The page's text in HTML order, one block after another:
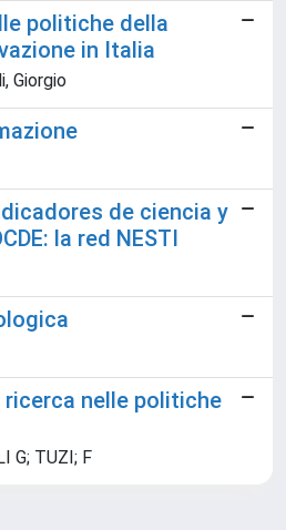
politiche della
in Italia
Giorgio
de ciencia y
la red NESTI
ricerca nelle politiche
G; TUZI; F